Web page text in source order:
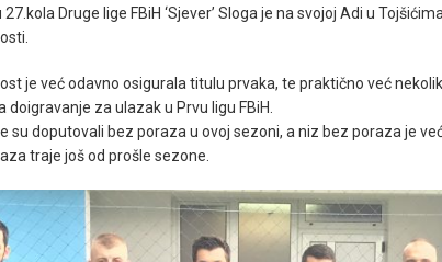
27.kola Druge lige FBiH ‘Sjever’ Sloga je na svojoj Adi u
je već odavno osigurala titulu prvaka, te praktično već
doigravanje za ulazak u Prvu ligu FBiH.
su doputovali bez poraza u ovoj sezoni, a niz bez poraza je
traje još od prošle sezone.